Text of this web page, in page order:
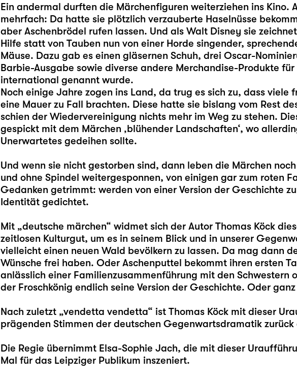
Ein andermal durften die Märchenfiguren weiterziehen ins Kino.
mehrfach: Da hatte sie plötzlich verzauberte Haselnüsse
aber Aschenbrödel rufen lassen. Und als Walt Disney sie
Hilfe statt von Tauben nun von einer Horde singender,
Mäuse. Dazu gab es einen gläsernen Schuh, drei Oscar-
Barbie-Ausgabe sowie diverse andere Merchandise-Produkte
international genannt wurde.
Noch einige Jahre zogen ins Land, da trug es sich zu, dass viele
eine Mauer zu Fall brachten. Diese hatte sie bislang vom Rest
schien der Wiedervereinigung nichts mehr im Weg zu stehen.
gespickt mit dem Märchen ‚blühender Landschaften‘, wo
Unerwartetes gedeihen sollte.
Und wenn sie nicht gestorben sind, dann leben die Märchen
und ohne Spindel weitergesponnen, von einigen gar zum roten
Gedanken getrimmt: werden von einer Version der Geschichte
Identität gedichtet.
Mit „deutsche märchen“ widmet sich der Autor Thomas Köck
zeitlosen Kulturgut, um es in seinem Blick und in unserer
vielleicht einen neuen Wald bevölkern zu lassen. Da mag dann
Wünsche frei haben. Oder Aschenputtel bekommt ihren ersten
anlässlich einer Familienzusammenführung mit den Schwestern
der Froschkönig endlich seine Version der Geschichte. Oder
Nach zuletzt „vendetta vendetta“ ist Thomas Köckmit dieser
prägenden Stimmen der deutschen Gegenwartsdramatik zurück
Die Regie übernimmt Elsa-Sophie Jach, die mit dieser
Mal für das Leipziger Publikum inszeniert.